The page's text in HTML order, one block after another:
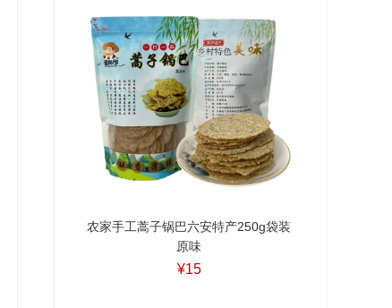
农家手工蒿子锅巴六安特产250g袋装
原味
¥15